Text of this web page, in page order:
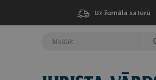
Uz žurnāla saturu